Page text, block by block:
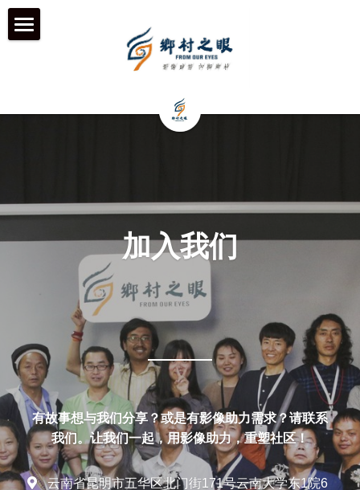
我们的历程
团队成员
加入我们
机构声明
在地合作组织
乡村拍客-影行者
青年影像行动者-乡语者
机构项目&项目宣传片
历年影像
媒体聚焦
支持我们
机构服务品牌
「乡眼」影像库 及 员工通道
「荧光计划」公益放映
「乡野之路」田野基地
「乡村影像讲习所」影像学院
加入我们
有故事想与我们分享？或是有影像助力需求？请联系
我们。让我们一起，用影像助力，重塑社区！
云南省昆明市五华区北门街171号云南大学东1院6